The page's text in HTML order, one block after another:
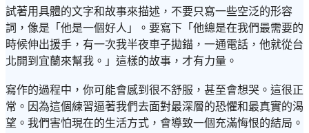
試著用具體的文字和故事來描述，不要只寫一些空泛的形容
詞，像是「他是一個好人」。要寫下「他總是在我們最需要的
時候伸出援手，有一次我半夜車子拋錨，一通電話，他就從台
北開到宜蘭來幫我。」這樣的故事，才有力量。
寫作的過程中，你可能會感到很不舒服，甚至會想哭。這很正
常。因為這個練習逼著我們去面對最深層的恐懼和最真實的渴
望。我們害怕現在的生活方式，會導致一個充滿悔恨的結局。